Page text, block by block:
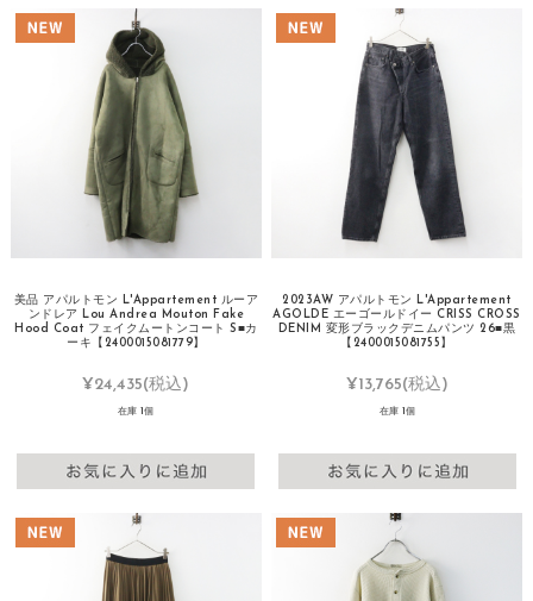
美品 アパルトモン L'Appartement ルーア
ンドレア Lou Andrea Mouton Fake
Hood Coat フェイクムートンコート S■カ
ーキ【2400015081779】
¥24,435(税込)
在庫 1個
2023AW アパルトモン L'Appartement
AGOLDE エーゴールドイー CRISS CROSS
DENIM 変形ブラックデニムパンツ 26■黒
【2400015081755】
¥13,765(税込)
在庫 1個